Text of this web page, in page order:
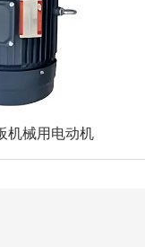
机械用电动机